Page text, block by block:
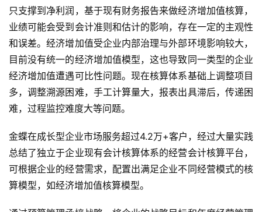
首
页
d
f
X
分
类
只支撑到净利润，基于现有财务报告来做经济增加值核算，
业绩可能会受到会计准则和估计的影响，存在一定的主观性
和误差。经济增加值受企业内部治理与外部环境影响较大，
目前没有统一的经济增加值模型，这也导致同一类型的企业
经济增加值遭遇可比性问题。现在核算体系基础上调整项目
多，调整溯源困难，手工计算量大，报表出具滞后，传递困
难，过程监控难度大等问题。
金蝶在成长型企业市场服务超过4.2万+客户，经过大量实践
总结了独立于企业现有会计核算体系的经营会计核算平台，
可根据企业的经营需求，配置出满足企业不同经营模式的核
算模型，如经济增加值核算模型。